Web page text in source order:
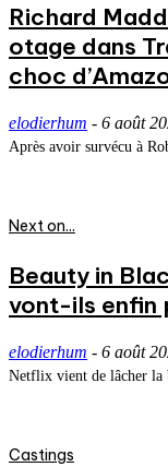
Richard
otage dans
choc
elodierhum - 6 août
Après avoir survécu à
Next on...
Beauty in
vont-ils enfin
elodierhum - 6 août
Netflix vient de lâcher la
Castings